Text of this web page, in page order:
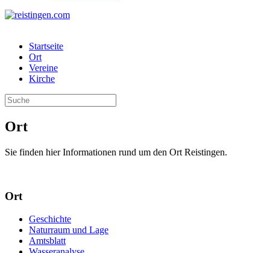
Startseite
Ort
Vereine
Kirche
Ort
Sie finden hier Informationen rund um den Ort Reistingen.
Ort
Geschichte
Naturraum und Lage
Amtsblatt